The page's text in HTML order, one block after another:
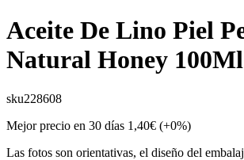
Aceite De Lino Piel
Natural Honey 100Ml
sku228608
Mejor precio en 30 días 1,40€ (+0%)
Las fotos son orientativas, el diseño del